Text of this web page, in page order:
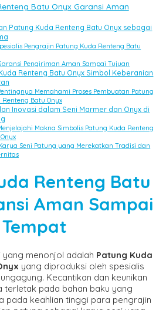
Batu Onyx Garansi Aman
Patung Kuda Renteng Batu Onyx sebagai
Pengrajin Patung Kuda Renteng Batu
Pengiriman Aman Sampai Tujuan
Renteng Batu Onyx Simbol Keberanian
Memahami Proses Pembuatan Patung
Renteng Batu Onyx
Inovasi dalam Seni Marmer dan Onyx di
Makna Simbolis Patung Kuda Renteng
Seni Patung yang Merekatkan Tradisi dan
Renteng Batu
Aman Sampai
Tempat
yang menonjol adalah Patung Kuda
yang diproduksi oleh spesialis
Kecantikan dan keunikan
terletak pada bahan baku yang
pada keahlian tinggi para pengrajin